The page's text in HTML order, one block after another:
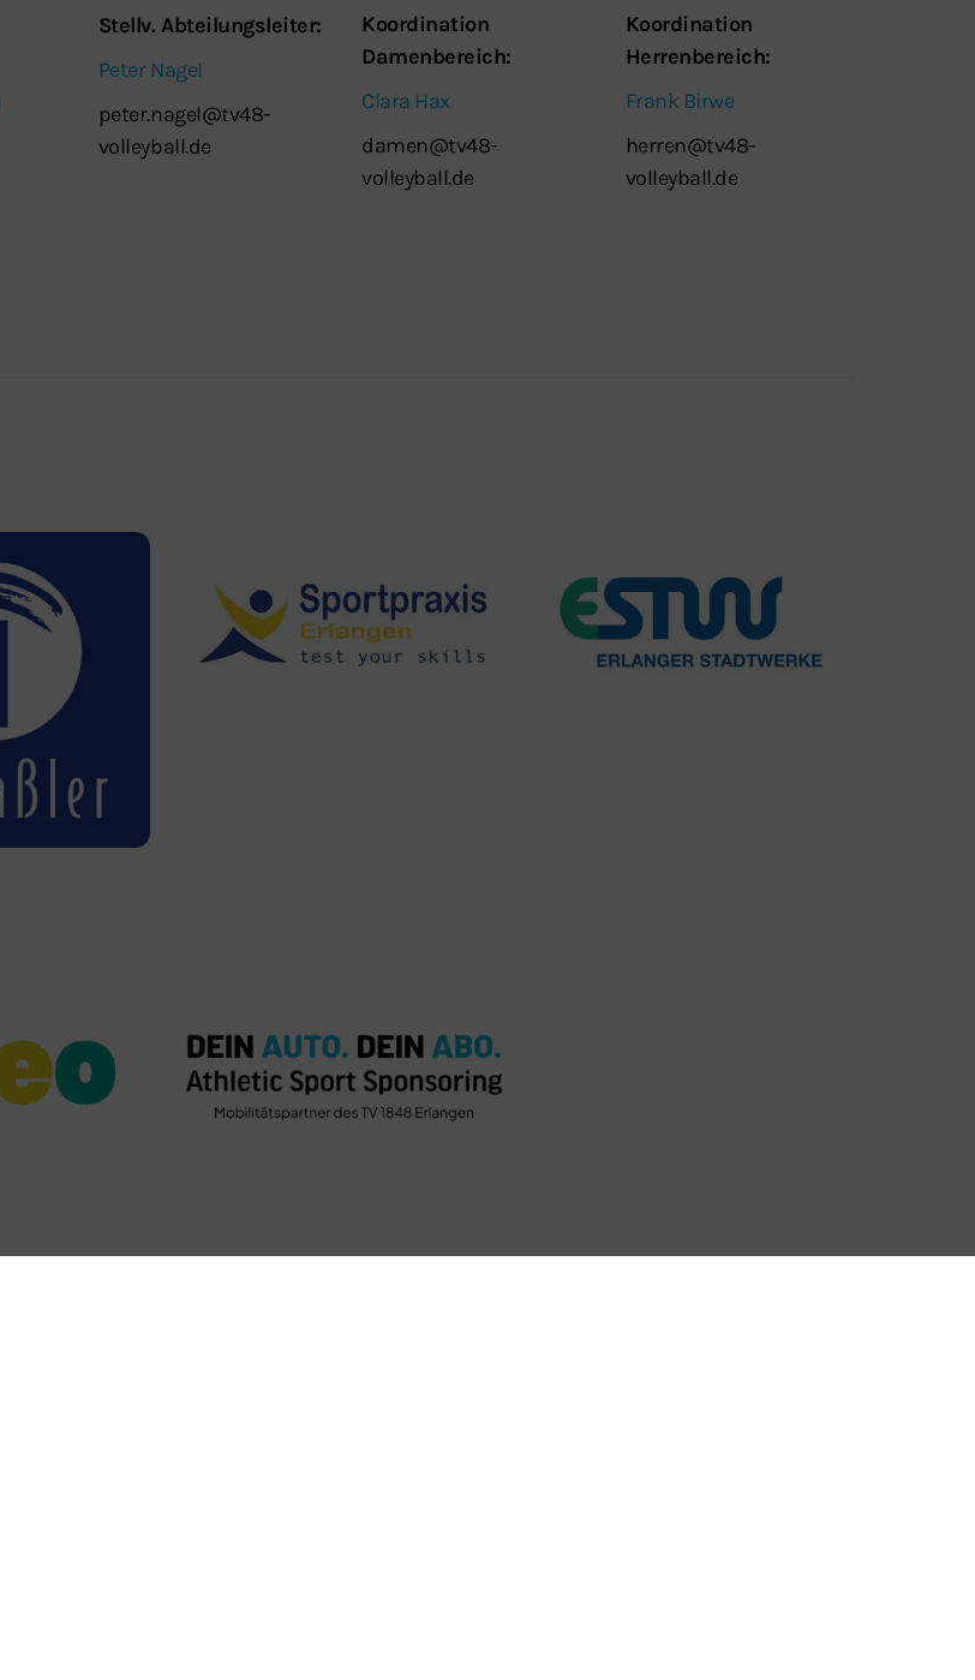
Stellv. Abteilungsleiter:
Peter Nagel
peter.nagel@tv48-
volleyball.de
Koordination
Damenbereich:
Clara Hax
damen@tv48-
volleyball.de
Koordination
Herrenbereich:
Frank Birwe
herren@tv48-
volleyball.de